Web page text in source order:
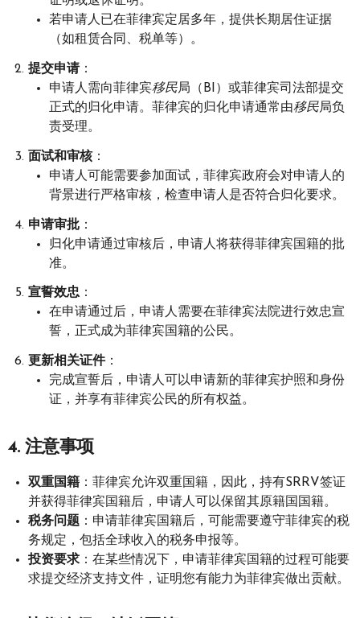
若申请人已在菲律宾定居多年，提供长期居住证据
（如租赁合同、税单等）。
提交申请：
申请人需向菲律宾移民局（BI）或菲律宾司法部提交
正式的归化申请。菲律宾的归化申请通常由移民局负
责受理。
面试和审核 ：
申请人可能需要参加面试，菲律宾政府会对申请人的
背景进行严格审核，检查申请人是否符合归化要求。
申请审批 ：
归化申请通过审核后，申请人将获得菲律宾国籍的批
准。
宣誓效忠 ：
在申请通过后，申请人需要在菲律宾法院进行效忠宣
誓，正式成为菲律宾国籍的公民。
更新相关证件：
完成宣誓后，申请人可以申请新的菲律宾护照和身份
证，并享有菲律宾公民的所有权益。
4.注意事项
双重国籍 ：菲律宾允许双重国籍，因此，持有SRRV签证
并获得菲律宾国籍后，申请人可以保留其原籍国国籍。
税务问题 ：申请菲律宾国籍后，可能需要遵守菲律宾的税
务规定，包括全球收入的税务申报等。
投资要求 ：在某些情况下，申请菲律宾国籍的过程可能要
求提交经济支持文件，证明您有能力为菲律宾做出贡献。